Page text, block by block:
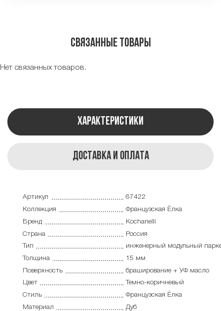
Связанные товары
Нет связанных товаров.
Характеристики
Доставка и оплата
Артикул
67422
Коллекция
Французская Ёлка
Бренд
Kochanelli
Страна
Россия
Тип
инженерный модульный
Толщина
15 мм
Поверхность
браширование + УФ масло
Цвет
Темно-коричневый
Стиль
Французская Ёлка
Материал
Дуб